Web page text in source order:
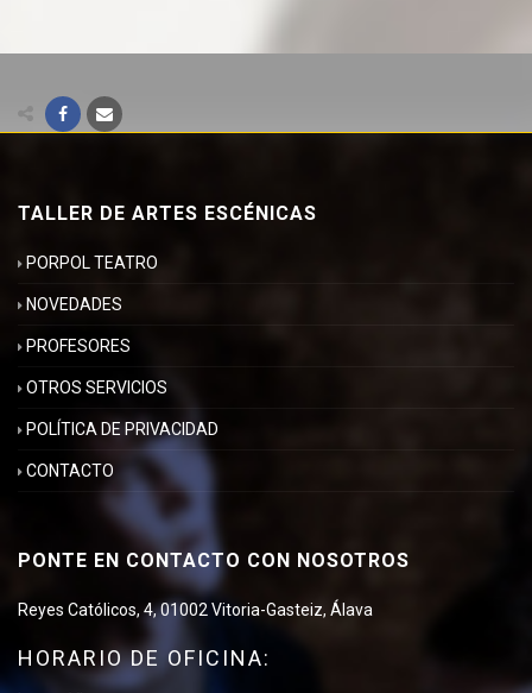
TALLER DE ARTES ESCÉNICAS
PORPOL TEATRO
NOVEDADES
PROFESORES
OTROS SERVICIOS
POLÍTICA DE PRIVACIDAD
CONTACTO
PONTE EN CONTACTO CON NOSOTROS
Reyes Católicos, 4, 01002 Vitoria-Gasteiz, Álava
HORARIO DE OFICINA: